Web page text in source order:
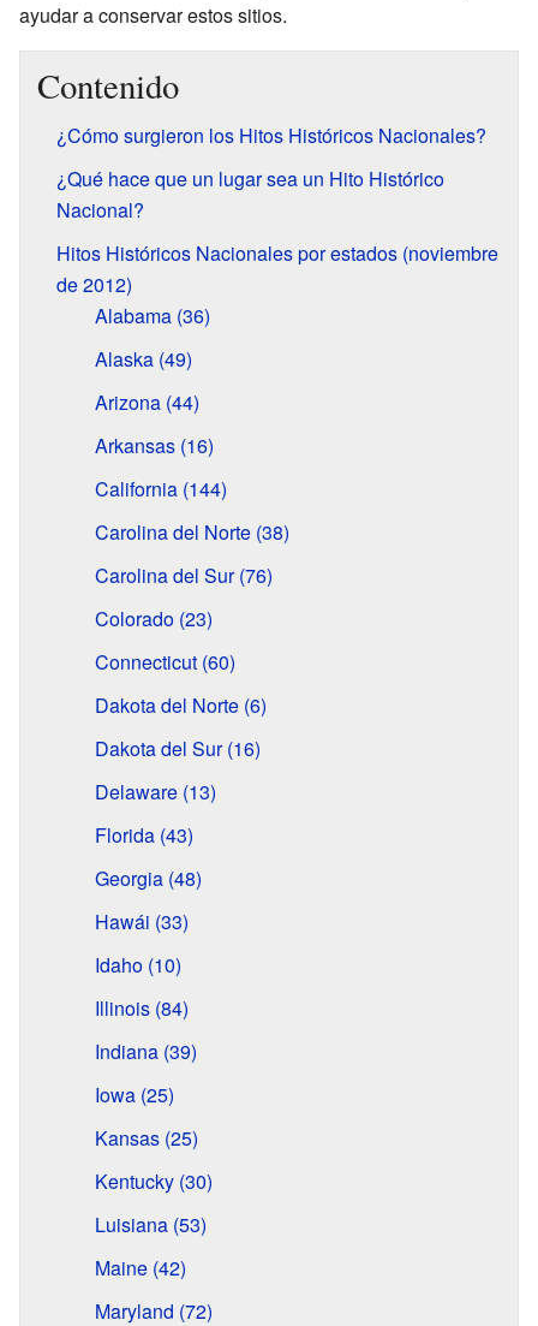
ayudar a conservar estos sitios.
Contenido
¿Cómo surgieron los Hitos Históricos Nacionales?
¿Qué hace que un lugar sea un Hito Histórico
Nacional?
Hitos Históricos Nacionales por estados (noviembre
de 2012)
Alabama (36)
Alaska (49)
Arizona (44)
Arkansas (16)
California (144)
Carolina del Norte (38)
Carolina del Sur (76)
Colorado (23)
Connecticut (60)
Dakota del Norte (6)
Dakota del Sur (16)
Delaware (13)
Florida (43)
Georgia (48)
Hawái (33)
Idaho (10)
Illinois (84)
Indiana (39)
Iowa (25)
Kansas (25)
Kentucky (30)
Luisiana (53)
Maine (42)
Maryland (72)